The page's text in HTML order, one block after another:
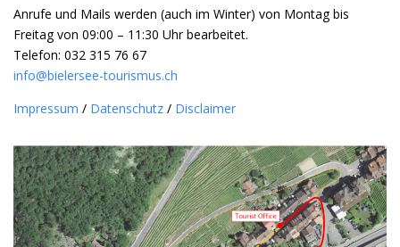
Anrufe und Mails werden (auch im Winter) von Montag bis
Freitag von 09:00 – 11:30 Uhr bearbeitet.
Telefon: 032 315 76 67
info@bielersee-tourismus.ch
Impressum / Datenschutz / Disclaimer